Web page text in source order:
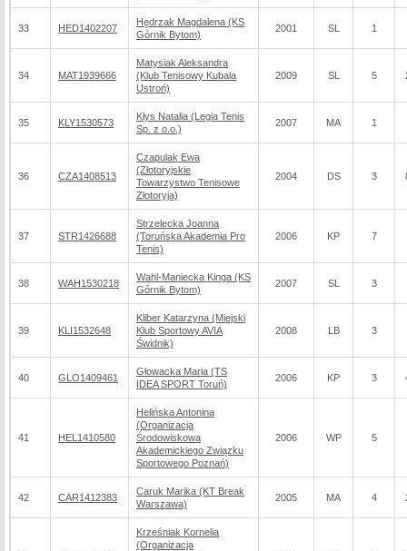
33 HED1402207
Hędrzak Magdalena (KS
Górnik Bytom)
2001 SL 1
34 MAT1939666
Matysiak Aleksandra
(Klub Tenisowy Kubala
Ustroń)
2009 SL 5
35 KLY1530573
Kłys Natalia (Legia Tenis
Sp. z o.o.)
2007 MA 1
36 CZA1408513
Czapulak Ewa
(Złotoryjskie
Towarzystwo Tenisowe
Złotoryja)
2004 DS 3
37 STR1426688
Strzelecka Joanna
(Toruńska Akademia Pro
Tenis)
2006 KP 7
38 WAH1530218
Wahl-Maniecka Kinga (KS
Górnik Bytom)
2007 SL 3
39 KLI1532648
Kliber Katarzyna (Miejski
Klub Sportowy AVIA
Świdnik)
2008 LB 3
40 GLO1409461
Głowacka Maria (TS
IDEA SPORT Toruń)
2006 KP 3
41 HEL1410580
Helińska Antonina
(Organizacja
Środowiskowa
Akademickiego Związku
Sportowego Poznań)
2006 WP 5
42 CAR1412383
Caruk Marika (KT Break
Warszawa)
2005 MA 4
Krześniak Kornelia
(Organizacja